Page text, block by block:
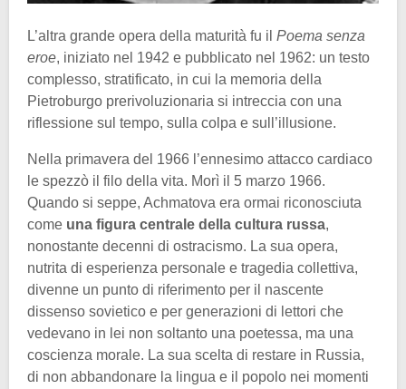
L’altra grande opera della maturità fu il Poema senza
eroe, iniziato nel 1942 e pubblicato nel 1962: un testo
complesso, stratificato, in cui la memoria della
Pietroburgo prerivoluzionaria si intreccia con una
riflessione sul tempo, sulla colpa e sull’illusione.
Nella primavera del 1966 l’ennesimo attacco cardiaco
le spezzò il filo della vita. Morì il 5 marzo 1966.
Quando si seppe, Achmatova era ormai riconosciuta
come una figura centrale della cultura russa,
nonostante decenni di ostracismo. La sua opera,
nutrita di esperienza personale e tragedia collettiva,
divenne un punto di riferimento per il nascente
dissenso sovietico e per generazioni di lettori che
vedevano in lei non soltanto una poetessa, ma una
coscienza morale. La sua scelta di restare in Russia,
di non abbandonare la lingua e il popolo nei momenti